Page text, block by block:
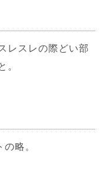
レスレの際どい部
。
略。